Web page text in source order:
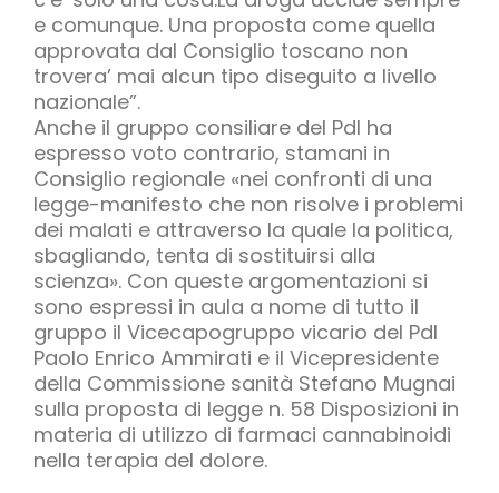
e comunque. Una proposta come quella
approvata dal Consiglio toscano non
trovera’ mai alcun tipo diseguito a livello
nazionale”.
Anche il gruppo consiliare del Pdl ha
espresso voto contrario, stamani in
Consiglio regionale «nei confronti di una
legge-manifesto che non risolve i problemi
dei malati e attraverso la quale la politica,
sbagliando, tenta di sostituirsi alla
scienza». Con queste argomentazioni si
sono espressi in aula a nome di tutto il
gruppo il Vicecapogruppo vicario del Pdl
Paolo Enrico Ammirati e il Vicepresidente
della Commissione sanità Stefano Mugnai
sulla proposta di legge n. 58 Disposizioni in
materia di utilizzo di farmaci cannabinoidi
nella terapia del dolore.